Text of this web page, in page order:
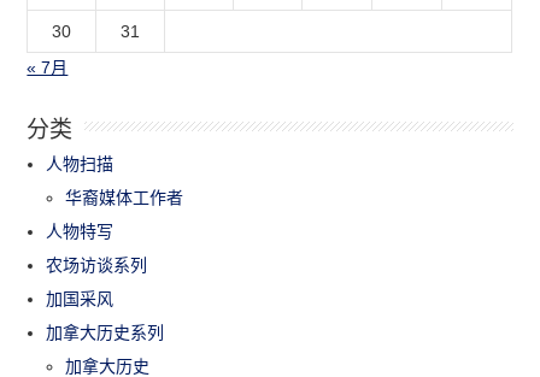
30
31
« 7月
分类
人物扫描
华裔媒体工作者
人物特写
农场访谈系列
加国采风
加拿大历史系列
加拿大历史